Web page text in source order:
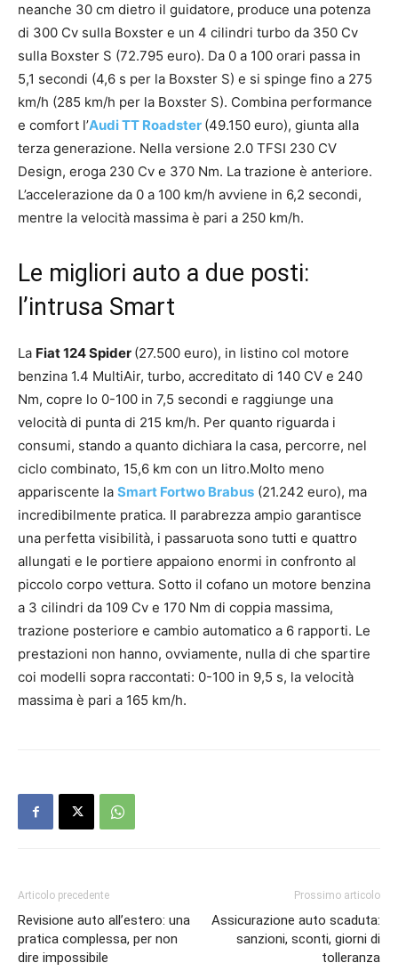
neanche 30 cm dietro il guidatore, produce una potenza
di 300 Cv sulla Boxster e un 4 cilindri turbo da 350 Cv
sulla Boxster S (72.795 euro). Da 0 a 100 orari passa in
5,1 secondi (4,6 s per la Boxster S) e si spinge fino a 275
km/h (285 km/h per la Boxster S). Combina performance
e comfort l’Audi TT Roadster (49.150 euro), giunta alla
terza generazione. Nella versione 2.0 TFSI 230 CV
Design, eroga 230 Cv e 370 Nm. La trazione è anteriore.
L’accelerazione da 0 a 100 km/h avviene in 6,2 secondi,
mentre la velocità massima è pari a 250 km/h.
Le migliori auto a due posti:
l’intrusa Smart
La Fiat 124 Spider (27.500 euro), in listino col motore
benzina 1.4 MultiAir, turbo, accreditato di 140 CV e 240
Nm, copre lo 0-100 in 7,5 secondi e raggiunge una
velocità di punta di 215 km/h. Per quanto riguarda i
consumi, stando a quanto dichiara la casa, percorre, nel
ciclo combinato, 15,6 km con un litro.Molto meno
appariscente la Smart Fortwo Brabus (21.242 euro), ma
incredibilmente pratica. Il parabrezza ampio garantisce
una perfetta visibilità, i passaruota sono tutti e quattro
allungati e le portiere appaiono enormi in confronto al
piccolo corpo vettura. Sotto il cofano un motore benzina
a 3 cilindri da 109 Cv e 170 Nm di coppia massima,
trazione posteriore e cambio automatico a 6 rapporti. Le
prestazioni non hanno, ovviamente, nulla di che spartire
coi modelli sopra raccontati: 0-100 in 9,5 s, la velocità
massima è pari a 165 km/h.
Articolo precedente
Revisione auto all’estero: una
pratica complessa, per non
dire impossibile
Prossimo articolo
Assicurazione auto scaduta:
sanzioni, sconti, giorni di
tolleranza